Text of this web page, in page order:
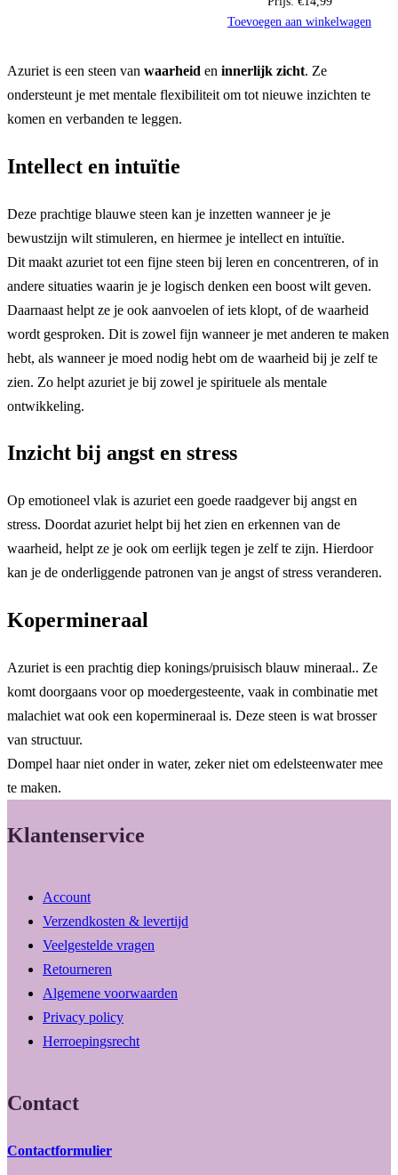
Toevoegen aan winkelwagen
Azuriet is een steen van waarheid en innerlijk zicht. Ze
ondersteunt je met mentale flexibiliteit om tot nieuwe inzichten te
komen en verbanden te leggen.
Intellect en intuïtie
Deze prachtige blauwe steen kan je inzetten wanneer je je
bewustzijn wilt stimuleren, en hiermee je intellect en intuïtie.
Dit maakt azuriet tot een fijne steen bij leren en concentreren, of in
andere situaties waarin je je logisch denken een boost wilt geven.
Daarnaast helpt ze je ook aanvoelen of iets klopt, of de waarheid
wordt gesproken. Dit is zowel fijn wanneer je met anderen te maken
hebt, als wanneer je moed nodig hebt om de waarheid bij je zelf te
zien. Zo helpt azuriet je bij zowel je spirituele als mentale
ontwikkeling.
Inzicht bij angst en stress
Op emotioneel vlak is azuriet een goede raadgever bij angst en
stress. Doordat azuriet helpt bij het zien en erkennen van de
waarheid, helpt ze je ook om eerlijk tegen je zelf te zijn. Hierdoor
kan je de onderliggende patronen van je angst of stress veranderen.
Kopermineraal
Azuriet is een prachtig diep konings/pruisisch blauw mineraal.. Ze
komt doorgaans voor op moedergesteente, vaak in combinatie met
malachiet wat ook een kopermineraal is. Deze steen is wat brosser
van structuur.
Dompel haar niet onder in water, zeker niet om edelsteenwater mee
te maken.
Klantenservice
Account
Verzendkosten & levertijd
Veelgestelde vragen
Retourneren
Algemene voorwaarden
Privacy policy
Herroepingsrecht
Contact
Contactformulier